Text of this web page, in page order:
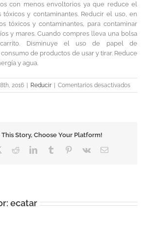
con menos envoltorios ya que reduce el
tóxicos y contaminantes. Reducir el uso, en
tóxicos y contaminantes, para contaminar
y mares. Cuando compres lleva una bolsa
Disminuye el uso de papel de
de productos de usar y tirar. Reduce
y agua.
2016 Reducir Comentarios desactivadosen
Reducir
This Story, Choose Your Platform!
RedditLinkedInTumblr Pinterest
Vk
Correo
ecatar